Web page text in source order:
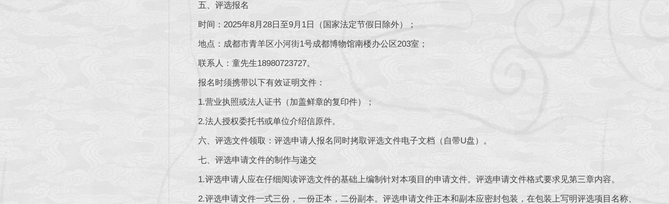
五、评选报名
时间：2025年8月28日至9月1日（国家法定节假日除外）；
地点：成都市青羊区小河街1号成都博物馆南楼办公区203室；
联系人：童先生18980723727。
报名时须携带以下有效证明文件：
1.营业执照或法人证书（加盖鲜章的复印件）；
2.法人授权委托书或单位介绍信原件。
六、评选文件领取：评选申请人报名同时拷取评选文件电子文档（自带U盘）。
七、评选申请文件的制作与递交
1.评选申请人应在仔细阅读评选文件的基础上编制针对本项目的申请文件。评选申请文件格式要求见第三章内容。
2.评选申请文件一式三份，一份正本，二份副本。评选申请文件正本和副本应密封包装，在包装上写明评选项目名称、